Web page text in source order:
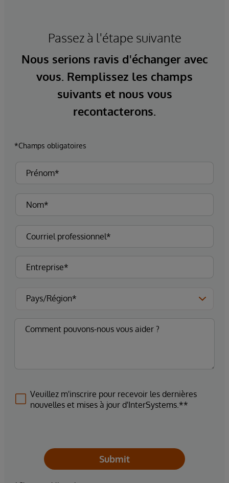
Passez à l'étape suivante
Nous serions ravis d'échanger avec
vous. Remplissez les champs
suivants et nous vous
recontacterons.
*Champs obligatoires
Veuillez m'inscrire pour recevoir les dernières
nouvelles et mises à jour d'InterSystems.**
Submit